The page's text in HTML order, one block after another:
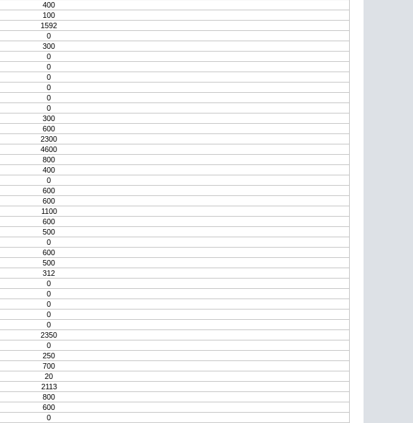
400
100
1592
0
300
0
0
0
0
0
0
300
600
2300
4600
800
400
0
600
600
1100
600
500
0
600
500
312
0
0
0
0
0
2350
0
250
700
20
2113
800
600
0